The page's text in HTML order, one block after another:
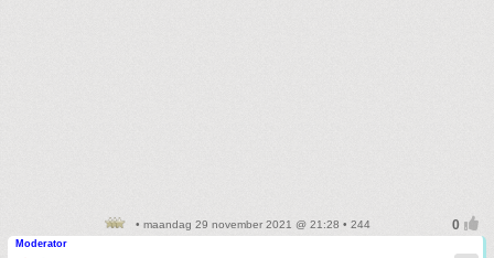
• maandag 29 november 2021 @ 21:28 • 244
Moderator